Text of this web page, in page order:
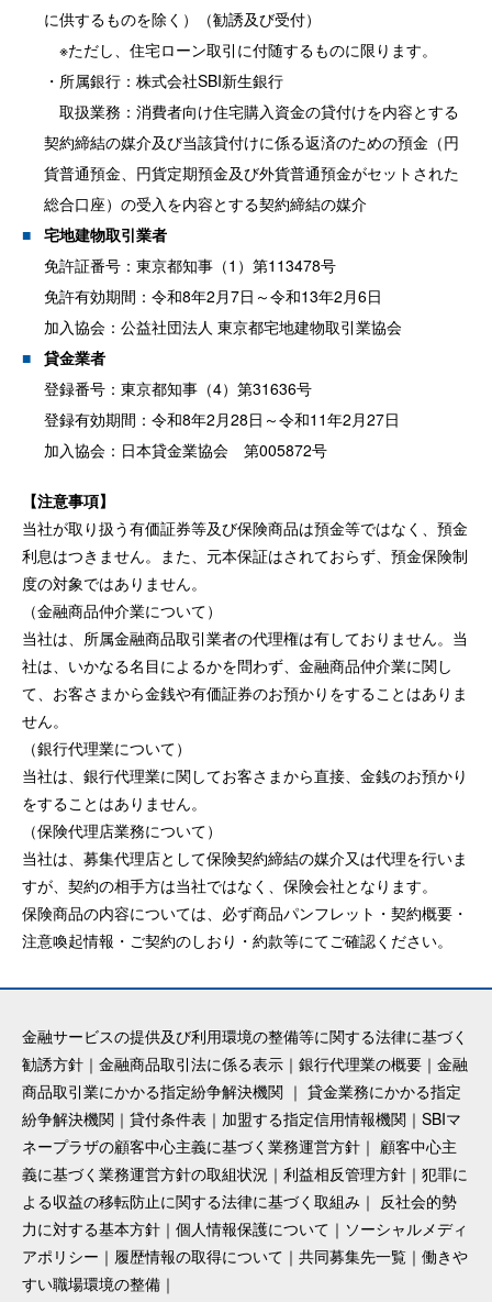
に供するものを除く）（勧誘及び受付）
※ただし、住宅ローン取引に付随するものに限ります。
・所属銀行：株式会社SBI新生銀行
取扱業務：消費者向け住宅購入資金の貸付けを内容とする
契約締結の媒介及び当該貸付けに係る返済のための預金（円
貨普通預金、円貨定期預金及び外貨普通預金がセットされた
総合口座）の受入を内容とする契約締結の媒介
宅地建物取引業者
免許証番号：東京都知事（1）第113478号
免許有効期間：令和8年2月7日～令和13年2月6日
加入協会：公益社団法人 東京都宅地建物取引業協会
貸金業者
登録番号：東京都知事（4）第31636号
登録有効期間：令和8年2月28日～令和11年2月27日
加入協会：日本貸金業協会 第005872号
【注意事項】
当社が取り扱う有価証券等及び保険商品は預金等ではなく、預金
利息はつきません。また、元本保証はされておらず、預金保険制
度の対象ではありません。
（金融商品仲介業について）
当社は、所属金融商品取引業者の代理権は有しておりません。当
社は、いかなる名目によるかを問わず、金融商品仲介業に関し
て、お客さまから金銭や有価証券のお預かりをすることはありま
せん。
（銀行代理業について）
当社は、銀行代理業に関してお客さまから直接、金銭のお預かり
をすることはありません。
（保険代理店業務について）
当社は、募集代理店として保険契約締結の媒介又は代理を行いま
すが、契約の相手方は当社ではなく、保険会社となります。
保険商品の内容については、必ず商品パンフレット・契約概要・
注意喚起情報・ご契約のしおり・約款等にてご確認ください。
金融サービスの提供及び利用環境の整備等に関する法律に基づく
勧誘方針 ｜ 金融商品取引法に係る表示 ｜ 銀行代理業の概要 ｜ 金融
商品取引業にかかる指定紛争解決機関 ｜ 貸金業務にかかる指定
紛争解決機関 ｜ 貸付条件表 ｜ 加盟する指定信用情報機関 ｜ SBIマ
ネープラザの顧客中心主義に基づく業務運営方針 ｜ 顧客中心主
義に基づく業務運営方針の取組状況 ｜ 利益相反管理方針 ｜ 犯罪に
よる収益の移転防止に関する法律に基づく取組み ｜ 反社会的勢
力に対する基本方針 ｜ 個人情報保護について ｜ ソーシャルメディ
アポリシー ｜ 履歴情報の取得について ｜ 共同募集先一覧 ｜ 働きや
すい職場環境の整備 ｜